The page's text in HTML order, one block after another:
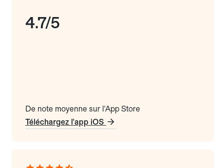
4.7/5
De note moyenne sur l'App Store
Téléchargez l'app iOS